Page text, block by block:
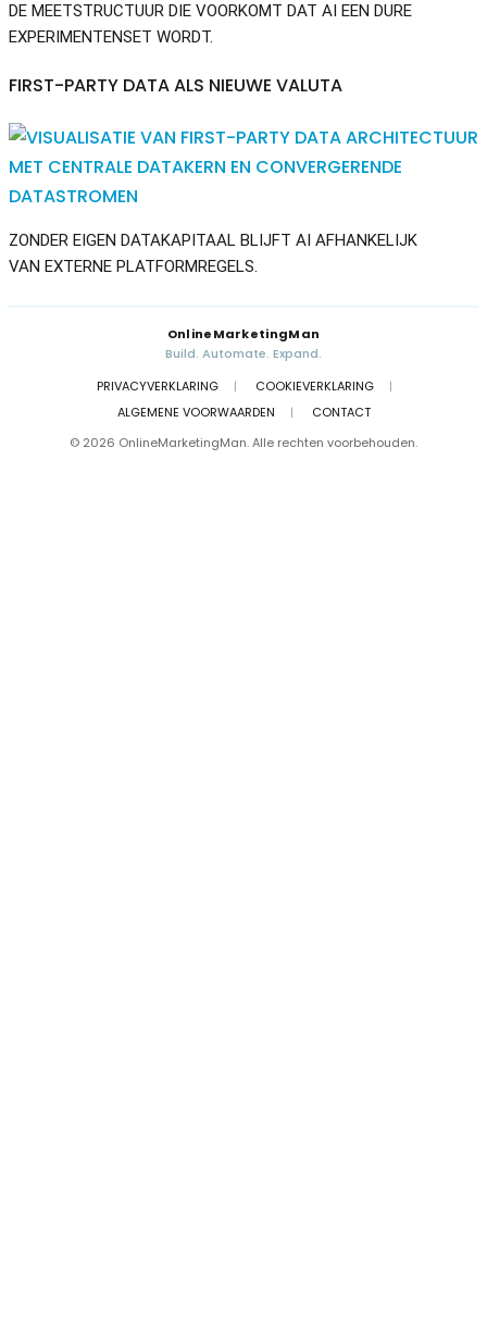
DE MEETSTRUCTUUR DIE VOORKOMT DAT AI EEN DURE
EXPERIMENTENSET WORDT.
FIRST-PARTY DATA ALS NIEUWE VALUTA
ZONDER EIGEN DATAKAPITAAL BLIJFT AI AFHANKELIJK
VAN EXTERNE PLATFORMREGELS.
OnlineMarketingMan
Build. Automate. Expand.
PRIVACYVERKLARING
| COOKIEVERKLARING
|
ALGEMENE VOORWAARDEN
|
CONTACT
© 2026 OnlineMarketingMan. Alle rechten voorbehouden.